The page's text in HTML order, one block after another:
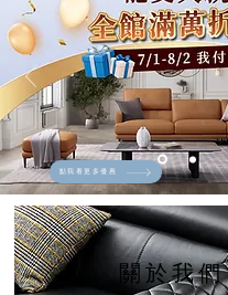
點我看更多優惠
關於我們